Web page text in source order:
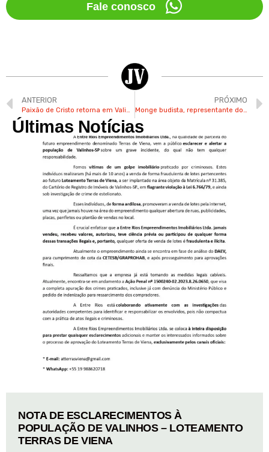
Fale conosco
ANTERIOR
Paixão de Cristo retorna em Valinhos após pausa de 3 anos
PRÓXIMO
Monge budista, representante do Dalai Lama na Índia, visita Valinhos
Últimas Notícias
NOTA DE ESCLARECIMENTOS À
POPULAÇÃO DE VALINHOS – LOTEAMENTO
TERRAS DE VIENA